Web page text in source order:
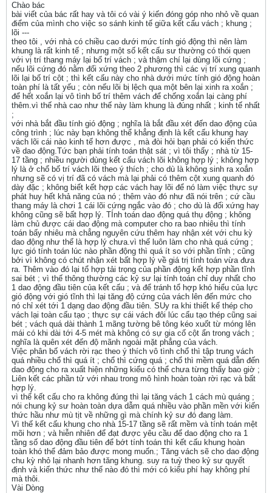
Chào bác
bài viết của bác rất hay và tôi có vài ý kiến đóng góp nho nhỏ về quan
điểm của mình cho việc so sánh kinh tế giữa kết cấu vách ; khung ;
lõi ---
theo tôi , với nhà có chiều cao dưới mức tính gió động thì nên làm
khung là rất kinh tế ; nhưng một số kết cấu sư thường có thói quen
với vị trí thang máy lại bố trí vách ; và thậm chí lại dùng lõi cứng ;
nếu lõi cứng đó nằm đối xứng theo 2 phương thì các vị trí xung quanh
lõi lại bố trí cột ; thì kết cấu này cho nhà dưới mức tính gió động hoàn
toàn phí là tất yếu ; còn nếu lõi bị lệch qua một bên lại xinh ra xoắn ;
để hết xoắn lại vô tình bố trí thêm vách để chống xoắn lại càng phí
thêm.vì thế nhà cao như thế này làm khung là đúng nhất ; kinh tế nhất
;
với nhà bắt đầu tính gió động ; nghĩa là bắt đầu xét đến dao động của
công trình ; lúc này bạn không thể khẳng định là kết cấu khung hay
vách lõi cái nào kinh tế hơn được , mà đòi hỏi bạn phải có kiến thức
về dao động.Tức bạn phải tính toán thật sát ; vì tôi thấy ; nhà từ 15-
17 tầng ; nhiều người dùng kết cấu vách lõi không hợp lý ; không hợp
lý là ở chổ bố trí vách lõi theo ý thích ; cho dù là không sinh ra xoắn
nhưng sẽ có vị trí đã có vách mà lại phải có thêm cột xung quanh đó
dày đặc ; không biết kết hợp các vách hay lõi để nó làm việc thực sự
phát huy hết khả năng của nó ; thêm vào đó như đã nói trên ; cứ cầu
thang máy là chơi 1 cái lõi cứng ngắc vào đó ; cho dù là đối xứng hay
không cũng sẽ bất hợp lý. TÍnh toán dao động quá thụ động ; không
làm chủ được cái dao động mà computer cho ra bao nhiêu thì tính
toán bấy nhiêu mà chẳng nguyên cứu thêm hay nhận xét với chu kỳ
dao động như thế là hợp lý chưa.vì thế luôn làm cho nhà quá cứng ;
lực gió tính toán lúc nào phần động thì quá ít so với phần tĩnh ; cũng
bởi vì không có chút nhận xét bất hợp lý về giá trị tính toán vừa đưa
ra. Thêm vào đó lại tổ hợp tải trọng của phần động kết hợp phần tĩnh
sai bét ; vì thế thông thường các kỷ sư lại tính toán chỉ duy nhất cho
1 dao động đầu tiên của kết cấu ; và để tránh tổ hợp khó hiểu của lực
gió động với gió tĩnh thì lại tăng độ cứng của vách lên đến mức cho
nó chỉ xét tới 1 dạng dao động đầu tiên. SUy ra khi thiết kế thép cho
vách lại toàn cấu tạo ; thực sự cái vách đôi lúc cấu tạo thép cũng sai
bét ; vách quá dài thành 1 mãng tường bê tông kéo xuốt từ móng lên
mái có khi dài tới 4-5 mét mà không có sự gia cố cột ẩn trong vách ;
nghĩa là quên xét đến độ mãnh ngoài mặt phẳng của vách.
Việc phân bố vách rời rạc theo ý thích vô tình chổ thì tập trung vách
quá nhiều chổ thì quá ít ; chổ thì cứng quá ; chổ thì mềm quá dẫn đến
dao động cho ra xuất hiện những kiểu có thể chưa từng thấy bao giờ ;
Liên kết các phần tử với nhau trong mô hình hoàn toàn rời rạc và bất
hợp lý.
vì thế kết cấu cho ra không đúng thì lại tăng vách 1 cách mù quáng ;
nói chung kỷ sư hoàn toàn dựa dẫm quá nhiều vào phần mền với kiến
thức hầu như mù tịt về những gì mà chính kỷ sư đó đang làm.
Vì thế kết cấu khung cho nhà 15-17 tầng sẽ rất mềm và tính toán mệt
mõi hơn ; và hiễn nhiên để đạt được yêu cầu để dao động cho ra 1
tầng số dao động đầu tiên để bớt tính toán thì kết cấu khung hoàn
toàn khó thể đảm bảo được mong muốn.; Tăng vách sẽ cho dao động
chu kỳ nhỏ lại nhanh hơn tăng khung. suy ra tuỳ theo kỷ sư quyết
định và kiến thức như thế nào đó thì mới có kiểu phí hay không phí
mà thôi.
Vài Dòng